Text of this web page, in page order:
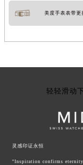
美度手表表带更
轻轻滑动
灵感印证永恒
"Inspiration confirms